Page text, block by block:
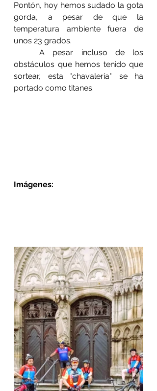
Pontón, hoy hemos sudado la gota
gorda, a pesar de que la
temperatura ambiente fuera de
unos 23 grados.
	A pesar incluso de los
obstáculos que hemos tenido que
sortear, esta "chavalería" se ha
portado como titanes.
Imágenes: